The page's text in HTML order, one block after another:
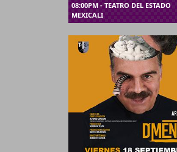
08:00PM - TEATRO DEL ESTADO
MEXICALI